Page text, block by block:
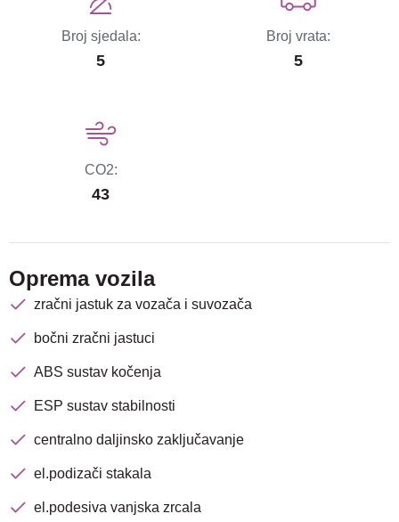
Broj sjedala:
5
Broj vrata:
5
CO2:
43
Oprema vozila
zračni jastuk za vozača i suvozača
bočni zračni jastuci
ABS sustav kočenja
ESP sustav stabilnosti
centralno daljinsko zaključavanje
el.podizači stakala
el.podesiva vanjska zrcala